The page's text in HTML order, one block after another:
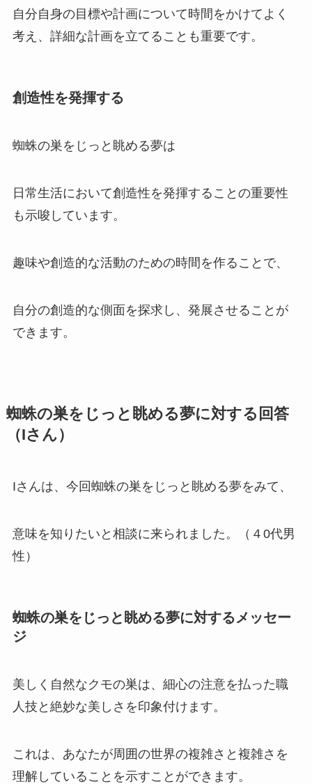
自分自身の目標や計画について時間をかけてよく
考え、詳細な計画を立てることも重要です。
創造性を発揮する
蜘蛛の巣をじっと眺める夢は
日常生活において創造性を発揮することの重要性
も示唆しています。
趣味や創造的な活動のための時間を作ることで、
自分の創造的な側面を探求し、発展させることが
できます。
蜘蛛の巣をじっと眺める夢に対する回答
（Iさん）
Iさんは、今回蜘蛛の巣をじっと眺める夢をみて、
意味を知りたいと相談に来られました。（４0代男
性）
蜘蛛の巣をじっと眺める夢に対するメッセー
ジ
美しく自然なクモの巣は、細心の注意を払った職
人技と絶妙な美しさを印象付けます。
これは、あなたが周囲の世界の複雑さと複雑さを
理解していることを示すことができます。